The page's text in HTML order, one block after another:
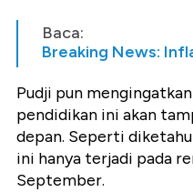
Baca:
Breaking News:
Pudji pun
pendidikan ini akan
depan. Seperti
ini hanya terjadi pada
September.